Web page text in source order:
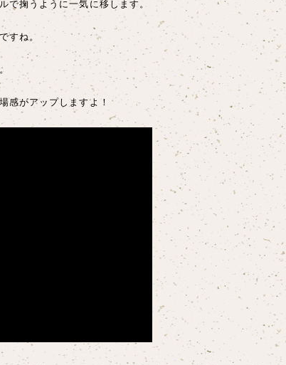
で掬うように一気に移します。
すね。
感がアップしますよ！